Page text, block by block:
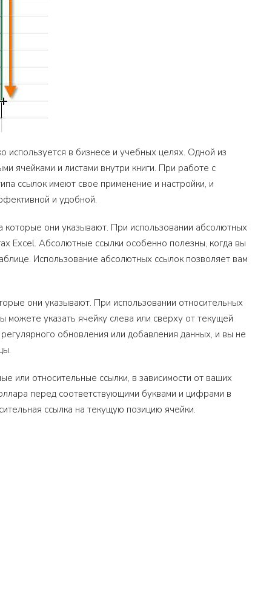
в бизнесе и учебных целях. Одной из
ячейками и листами внутри книги. При работе с
ссылок имеют свое применение и настройки, и
и удобной.
они указывают. При использовании абсолютных
Excel. Абсолютные ссылки особенно полезны, когда вы
Использование абсолютных ссылок позволяет вам
они указывают. При использовании относительных
указать ячейку слева или сверху от текущей
обновления или добавления данных, и вы не
или относительные ссылки, в зависимости от ваших
перед соответствующими буквами и цифрами в
ссылка на текущую позицию ячейки.